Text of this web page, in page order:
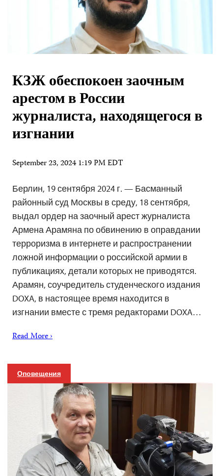
КЗЖ обеспокоен заочным
арестом в России
журналиста, находящегося в
изгнании
September 23, 2024 1:19 PM EDT
Берлин, 19 сентября 2024 г. — Басманный
районный суд Москвы в среду, 18 сентября,
выдал ордер на заочный арест журналиста
Армена Арамяна по обвинению в оправдании
терроризма в интернете и распространении
ложной информации о российской армии в
публикациях, детали которых не приводятся.
Арамян, соучредитель студенческого издания
DOXA, в настоящее время находится в
изгнании вместе с тремя редакторами DOXA…
Read More ›
Оповещения